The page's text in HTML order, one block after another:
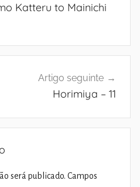
Katteru to Mainichi
Artigo seguinte
Horimiya – 11
será publicado. Campos